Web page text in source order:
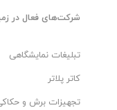
شرکت‌های فعال در
تبلیغات نمایشگاهی
کاتر پلاتر
تجهیزات برش و